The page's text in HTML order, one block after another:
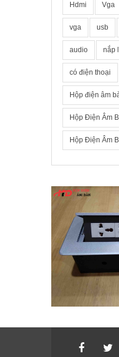
Hdmi Vga
vga usb
audio nắp
có điện thoại
Hộp điện âm
Hộp Điện Âm
Hộp Điện Âm